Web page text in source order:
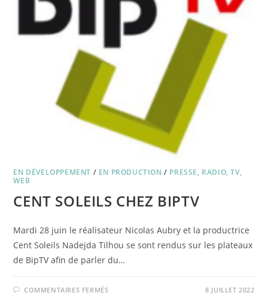
EN DÉVELOPPEMENT / EN PRODUCTION / PRESSE, RADIO, TV,
WEB
CENT SOLEILS CHEZ BIPTV
Mardi 28 juin le réalisateur Nicolas Aubry et la productrice
Cent Soleils Nadejda Tilhou se sont rendus sur les plateaux
de BipTV afin de parler du…
COMMENTAIRES FERMÉSSUR 8 JUILLET 2022